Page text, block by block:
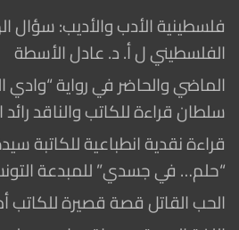
فلسطينية الأدب والأديب: سؤال
الفلسطيني ل أ. د. عادل الأسطة
الماضي والحاضر في رواية “وادي
سلطان قراءة للكاتب والناقد رائد
قراءة نقدية انطباعية للكاتبة
“حلم… في جسدي” للمبدعة
الحب القاتل قصة قصيرة للكاتب